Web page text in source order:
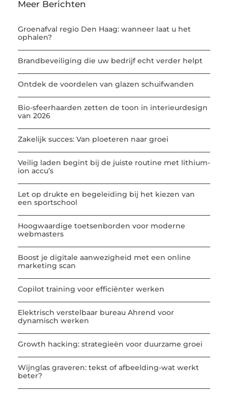
Meer Berichten
Groenafval regio Den Haag: wanneer laat u het
ophalen?
Brandbeveiliging die uw bedrijf echt verder helpt
Ontdek de voordelen van glazen schuifwanden
Bio-sfeerhaarden zetten de toon in interieurdesign
van 2026
Zakelijk succes: Van ploeteren naar groei
Veilig laden begint bij de juiste routine met lithium-
ion accu’s
Let op drukte en begeleiding bij het kiezen van
een sportschool
Hoogwaardige toetsenborden voor moderne
webmasters
Boost je digitale aanwezigheid met een online
marketing scan
Copilot training voor efficiënter werken
Elektrisch verstelbaar bureau Ahrend voor
dynamisch werken
Growth hacking: strategieën voor duurzame groei
Wijnglas graveren: tekst of afbeelding-wat werkt
beter?